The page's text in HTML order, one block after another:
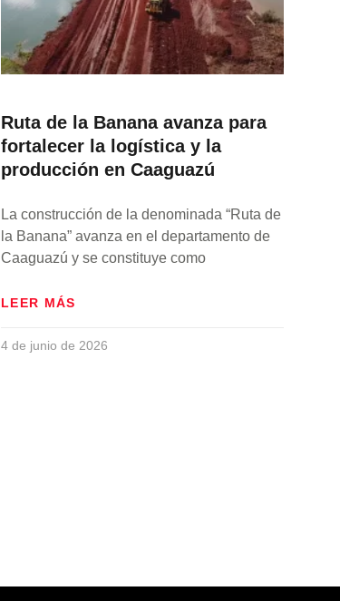
Ruta de la Banana avanza para
fortalecer la logística y la
producción en Caaguazú
La construcción de la denominada “Ruta de
la Banana” avanza en el departamento de
Caaguazú y se constituye como
LEER MÁS
4 de junio de 2026